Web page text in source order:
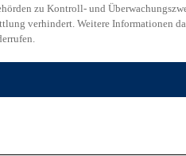
zu Kontroll- und
verhindert. Weitere Informationen